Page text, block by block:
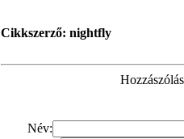
Cikkszerző: nightfly
Név: